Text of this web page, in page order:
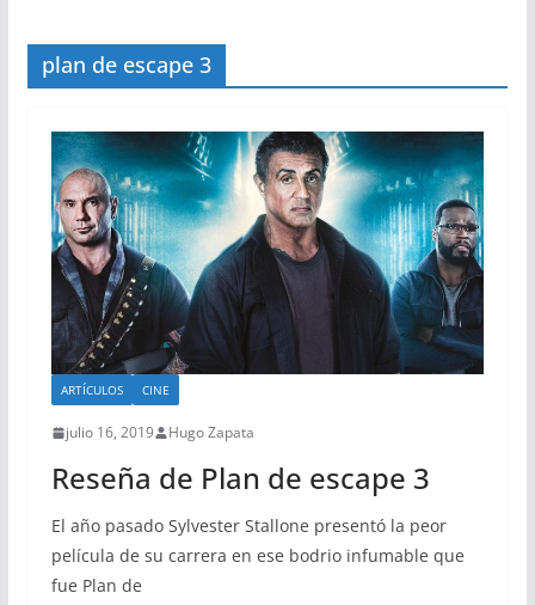
plan de escape 3
ARTÍCULOS CINE
julio 16, 2019 Hugo Zapata
Reseña de Plan de escape 3
El año pasado Sylvester Stallone presentó la peor
película de su carrera en ese bodrio infumable que
fue Plan de